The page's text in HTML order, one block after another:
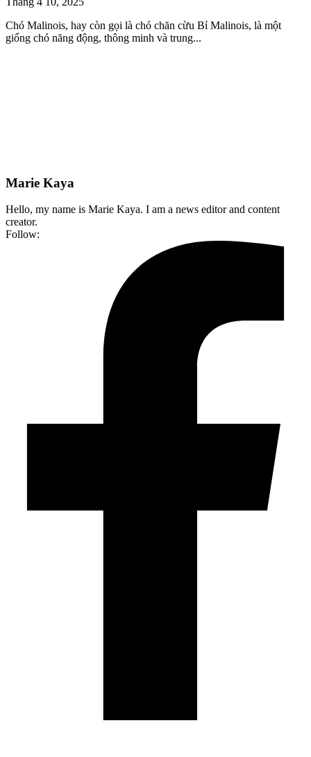
Chó Malinois, hay còn gọi là chó chăn cừu Bỉ Malinois, là một
giống chó năng động, thông minh và trung...
Marie Kaya
Hello, my name is Marie Kaya. I am a news editor and content
creator.
Follow: